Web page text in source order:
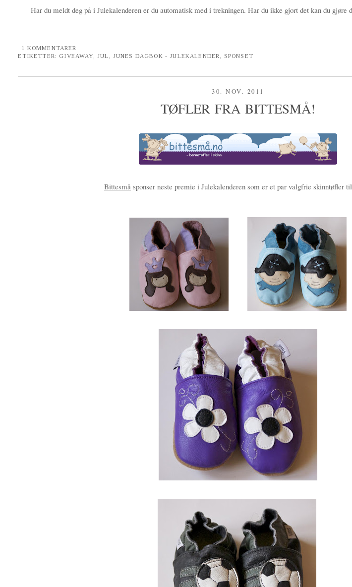
Har du meldt deg på i Julekalenderen er du automatisk med i trekningen. Har du ikke gjort det kan du gjøre
1 KOMMENTARER
ETIKETTER: GIVEAWAY JUL JUNES DAGBOK - JULEKALENDER SPONSET
30. NOV. 2011
TØFLER FRA BITTESMÅ!
Bittesmå sponser neste premie i Julekalenderen som er et par valgfrie skinntøfler